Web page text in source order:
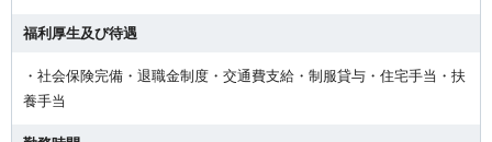
福利厚生及び待遇
・社会保険完備・退職金制度・交通費支給・制服貸与・住宅手当・扶
養手当